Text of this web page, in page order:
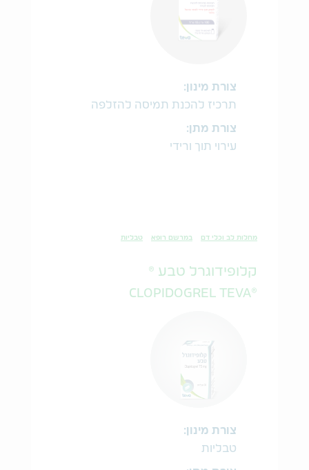
צורת מינון:
תרכיז להכנת תמיסה להזלפה
צורת מתן:
עירוי תוך ורידי
מחלות לב וכלי דם במרשם רופא טבליות
קלופידוגרל טבע ®
®CLOPIDOGREL TEVA
צורת מינון:
טבליות